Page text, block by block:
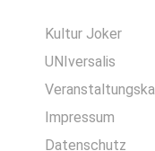
Kultur Joker
UNIversalis
Impressum
Datenschutz